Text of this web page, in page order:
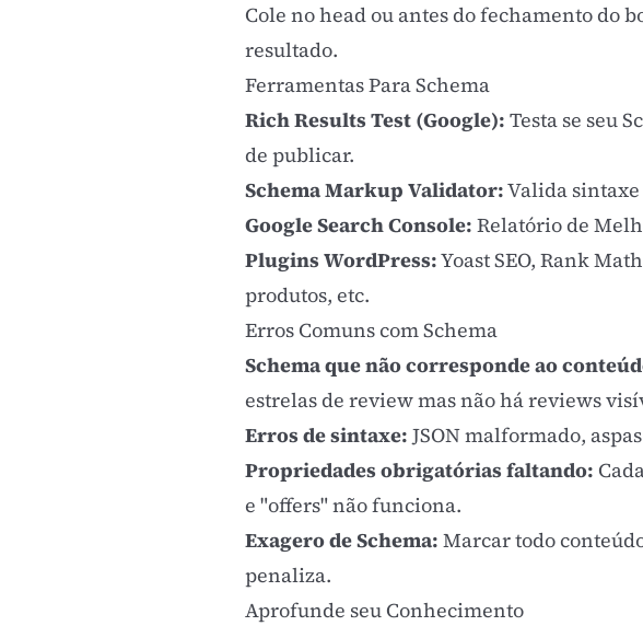
Cole no head ou antes do fechamento do
resultado.
Ferramentas Para Schema
Rich Results Test (Google): Testa se seu
de publicar.
Schema Markup Validator:Valida sintaxe
Google Search Console: Relatório de
Plugins WordPress:YoastSEO, Rank
produtos, etc.
Erros Comuns com Schema
Schema que não corresponde ao
estrelas de review mas não há reviews
Erros de sintaxe: JSON malformado,
Propriedades obrigatórias faltando:
e "offers" não funciona.
Exagero de Schema: Marcar todo
penaliza.
Aprofunde seu Conhecimento